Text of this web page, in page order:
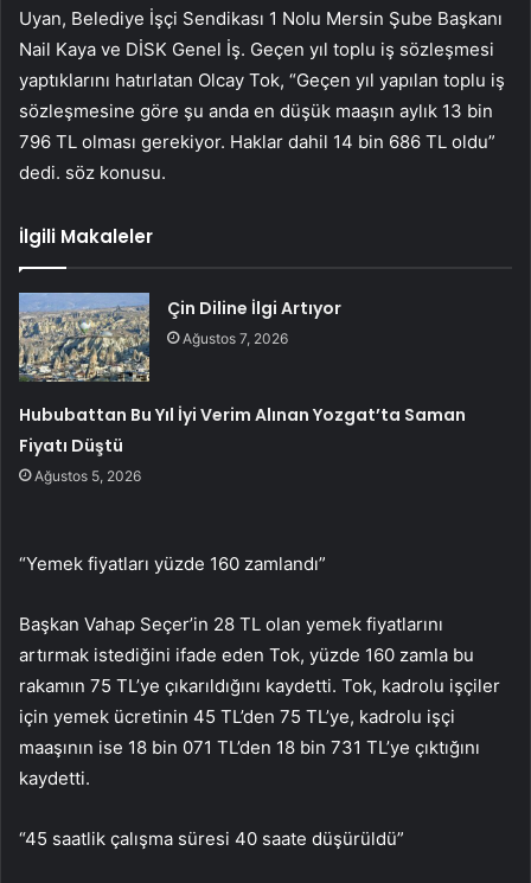
Uyan, Belediye İşçi Sendikası 1 Nolu Mersin Şube Başkanı
Nail Kaya ve DİSK Genel İş. Geçen yıl toplu iş sözleşmesi
yaptıklarını hatırlatan Olcay Tok, “Geçen yıl yapılan toplu iş
sözleşmesine göre şu anda en düşük maaşın aylık 13 bin
796 TL olması gerekiyor. Haklar dahil 14 bin 686 TL oldu”
dedi. söz konusu.
İlgili Makaleler
Çin Diline İlgi Artıyor
Ağustos 7, 2026
Hububattan Bu Yıl İyi Verim Alınan Yozgat’ta Saman
Fiyatı Düştü
Ağustos 5, 2026
“Yemek fiyatları yüzde 160 zamlandı”
Başkan Vahap Seçer’in 28 TL olan yemek fiyatlarını
artırmak istediğini ifade eden Tok, yüzde 160 zamla bu
rakamın 75 TL’ye çıkarıldığını kaydetti. Tok, kadrolu işçiler
için yemek ücretinin 45 TL’den 75 TL’ye, kadrolu işçi
maaşının ise 18 bin 071 TL’den 18 bin 731 TL’ye çıktığını
kaydetti.
“45 saatlik çalışma süresi 40 saate düşürüldü”